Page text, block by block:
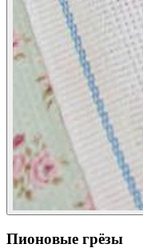
Пионовые грёзы